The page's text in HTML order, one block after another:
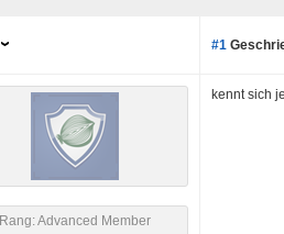
#1
Rang: Advanced Member
kennt sich